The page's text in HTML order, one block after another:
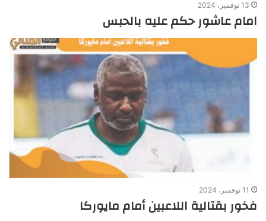
13 نوفمبر، 2024
امام عاشور حكم عليه بالحبس
11 نوفمبر، 2024
فخور بقتالية اللاعبين أمام مايوركا